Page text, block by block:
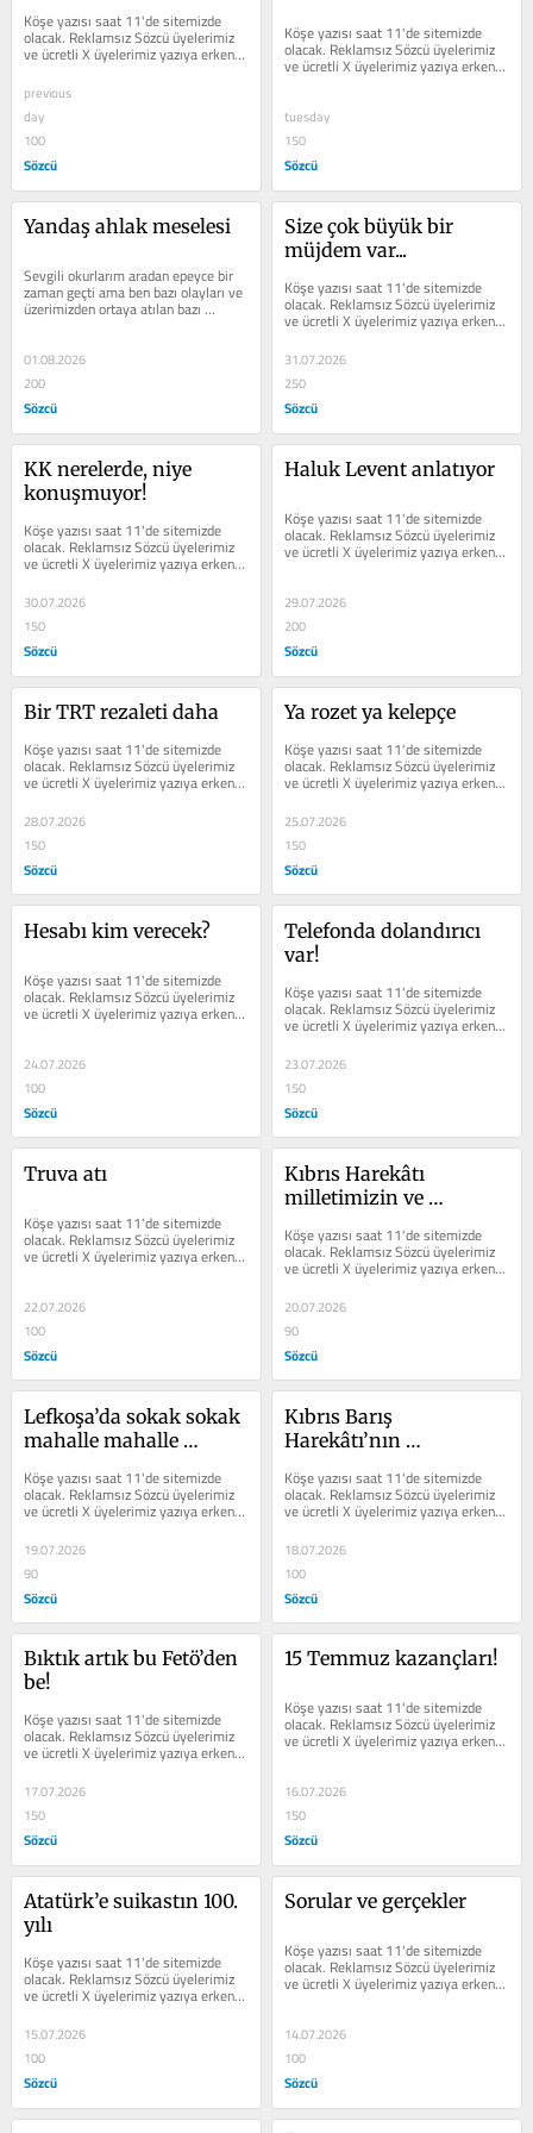
Köşe yazısı saat 11'de sitemizde
olacak. Reklamsız Sözcü üyelerimiz
ve ücretli X üyelerimiz yazıya erken
erişim sağlayabilir.
previous
day
100
Sözcü
Köşe yazısı saat 11'de sitemizde
olacak. Reklamsız Sözcü üyelerimiz
ve ücretli X üyelerimiz yazıya erken
erişim sağlayabilir.
tuesday
150
Sözcü
Yandaş ahlak meselesi
Sevgili okurlarım aradan epeyce bir
zaman geçti ama ben bazı olayları ve
üzerimizden ortaya atılan bazı
yalanları hiç unutmadım. Nereden...
01.08.2026
200
Sözcü
Size çok büyük bir
müjdem var...
Köşe yazısı saat 11'de sitemizde
olacak. Reklamsız Sözcü üyelerimiz
ve ücretli X üyelerimiz yazıya erken
erişim sağlayabilir.
31.07.2026
250
Sözcü
KK nerelerde, niye
konuşmuyor!
Köşe yazısı saat 11'de sitemizde
olacak. Reklamsız Sözcü üyelerimiz
ve ücretli X üyelerimiz yazıya erken
erişim sağlayabilir.
30.07.2026
150
Sözcü
Haluk Levent anlatıyor
Köşe yazısı saat 11'de sitemizde
olacak. Reklamsız Sözcü üyelerimiz
ve ücretli X üyelerimiz yazıya erken
erişim sağlayabilir.
29.07.2026
200
Sözcü
Bir TRT rezaleti daha
Köşe yazısı saat 11'de sitemizde
olacak. Reklamsız Sözcü üyelerimiz
ve ücretli X üyelerimiz yazıya erken
erişim sağlayabilir.
28.07.2026
150
Sözcü
Ya rozet ya kelepçe
Köşe yazısı saat 11'de sitemizde
olacak. Reklamsız Sözcü üyelerimiz
ve ücretli X üyelerimiz yazıya erken
erişim sağlayabilir.
25.07.2026
150
Sözcü
Hesabı kim verecek?
Köşe yazısı saat 11'de sitemizde
olacak. Reklamsız Sözcü üyelerimiz
ve ücretli X üyelerimiz yazıya erken
erişim sağlayabilir.
24.07.2026
100
Sözcü
Telefonda dolandırıcı
var!
Köşe yazısı saat 11'de sitemizde
olacak. Reklamsız Sözcü üyelerimiz
ve ücretli X üyelerimiz yazıya erken
erişim sağlayabilir.
23.07.2026
150
Sözcü
Truva atı
Köşe yazısı saat 11'de sitemizde
olacak. Reklamsız Sözcü üyelerimiz
ve ücretli X üyelerimiz yazıya erken
erişim sağlayabilir.
22.07.2026
100
Sözcü
Kıbrıs Harekâtı
milletimizin ve
artırmıştır
Köşe yazısı saat 11'de sitemizde
olacak. Reklamsız Sözcü üyelerimiz
ve ücretli X üyelerimiz yazıya erken
erişim sağlayabilir.
20.07.2026
90
Sözcü
Lefkoşa’da sokak sokak
mahalle mahalle
Köşe yazısı saat 11'de sitemizde
olacak. Reklamsız Sözcü üyelerimiz
ve ücretli X üyelerimiz yazıya erken
erişim sağlayabilir.
19.07.2026
90
Sözcü
Kıbrıs Barış
Harekâtı’nın
Köşe yazısı saat 11'de sitemizde
olacak. Reklamsız Sözcü üyelerimiz
ve ücretli X üyelerimiz yazıya erken
erişim sağlayabilir.
18.07.2026
100
Sözcü
Bıktık artık bu Fetö’den
be!
Köşe yazısı saat 11'de sitemizde
olacak. Reklamsız Sözcü üyelerimiz
ve ücretli X üyelerimiz yazıya erken
erişim sağlayabilir.
17.07.2026
150
Sözcü
15 Temmuz kazançları!
Köşe yazısı saat 11'de sitemizde
olacak. Reklamsız Sözcü üyelerimiz
ve ücretli X üyelerimiz yazıya erken
erişim sağlayabilir.
16.07.2026
150
Sözcü
Atatürk’e suikastın 100.
yılı
Köşe yazısı saat 11'de sitemizde
olacak. Reklamsız Sözcü üyelerimiz
ve ücretli X üyelerimiz yazıya erken
erişim sağlayabilir.
15.07.2026
100
Sözcü
Sorular ve gerçekler
Köşe yazısı saat 11'de sitemizde
olacak. Reklamsız Sözcü üyelerimiz
ve ücretli X üyelerimiz yazıya erken
erişim sağlayabilir.
14.07.2026
100
Sözcü